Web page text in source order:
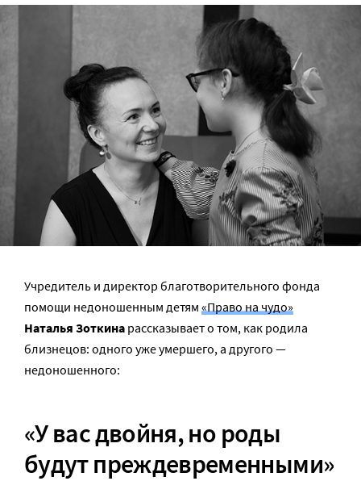
Учредитель и директор благотворительного фонда
помощи недоношенным детям «Право на чудо»
Наталья Зоткина рассказывает о том, как родила
близнецов: одного уже умершего, а другого —
недоношенного:
«У васдвойня, но роды
будут преждевременными»